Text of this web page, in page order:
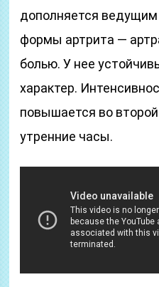
дополняется
формы артрита —
болью. У нее
характер.
повышается во
утренние часы.